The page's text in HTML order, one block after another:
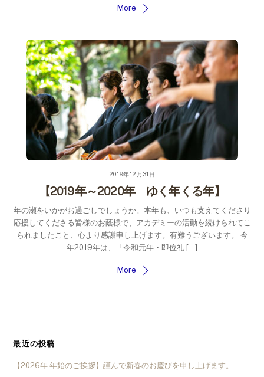
More
2019年12月31日
【2019年～2020年 ゆく年くる年】
年の瀬をいかがお過ごしでしょうか。本年も、いつも支えてくださり
応援してくださる皆様のお蔭様で、アカデミーの活動を続けられてこ
られましたこと、心より感謝申し上げます。有難うございます。 今
年2019年は、「令和元年・即位礼 […]
More
最近の投稿
【2026年 年始のご挨拶】謹んで新春のお慶びを申し上げます。